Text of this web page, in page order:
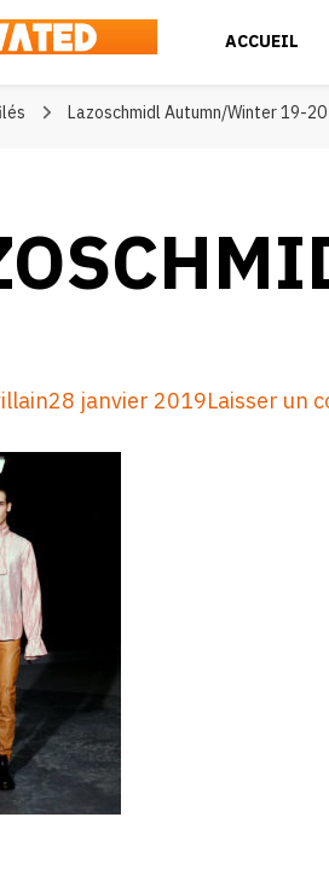
ACCUEIL
Lazoschmidl Autumn/Winter 19-20
28 janvier 2019Laisser un